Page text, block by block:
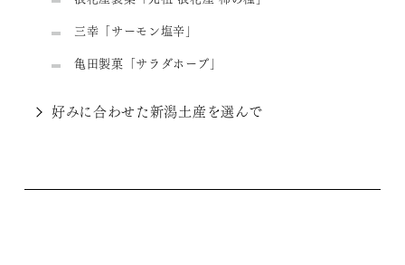
三幸「サーモン塩辛」
亀田製菓「サラダホープ」
好みに合わせた新潟土産を選んで